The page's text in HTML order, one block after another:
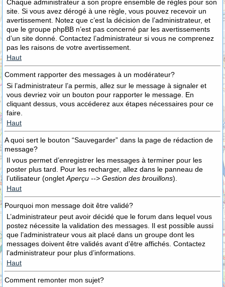
Chaque administrateur a son propre ensemble de règles pour son
site. Si vous avez dérogé à une règle, vous pouvez recevoir un
avertissement. Notez que c’est la décision de l’administrateur, et
que le groupe phpBB n’est pas concerné par les avertissements
d’un site donné. Contactez l’administrateur si vous ne comprenez
pas les raisons de votre avertissement.
Haut
Comment rapporter des messages à un modérateur?
Si l’administrateur l’a permis, allez sur le message à signaler et
vous devriez voir un bouton pour rapporter le message. En
cliquant dessus, vous accéderez aux étapes nécessaires pour ce
faire.
Haut
A quoi sert le bouton “Sauvegarder” dans la page de rédaction de
message?
Il vous permet d’enregistrer les messages à terminer pour les
poster plus tard. Pour les recharger, allez dans le panneau de
l’utilisateur (onglet Aperçu --> Gestion des brouillons).
Haut
Pourquoi mon message doit être validé?
L’administrateur peut avoir décidé que le forum dans lequel vous
postez nécessite la validation des messages. Il est possible aussi
que l’administrateur vous ait placé dans un groupe dont les
messages doivent être validés avant d’être affichés. Contactez
l’administrateur pour plus d’informations.
Haut
Comment remonter mon sujet?